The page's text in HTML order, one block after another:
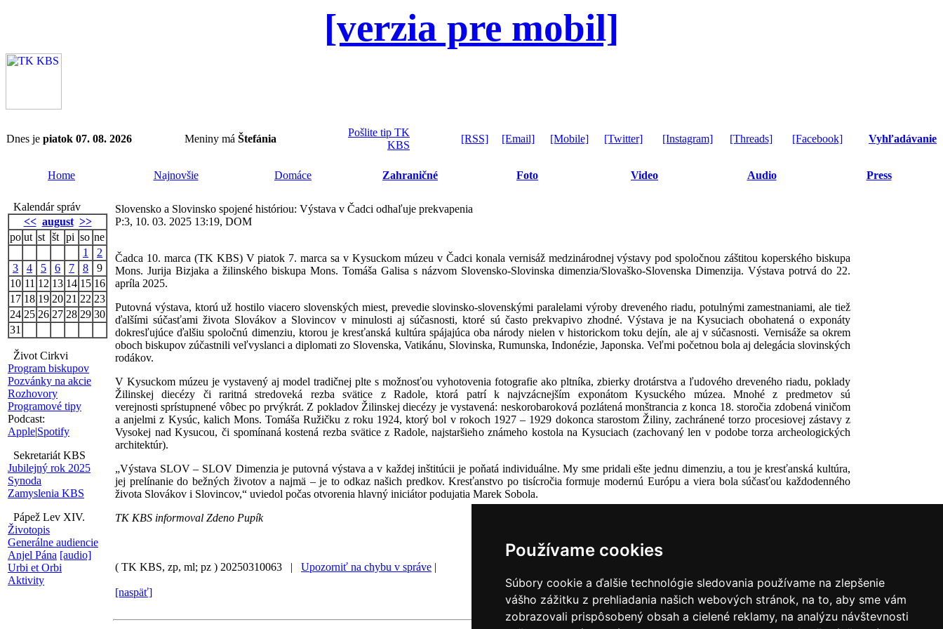
Používame cookies
Súbory cookie a ďalšie technológie sledovania používame na zlepšenie
vášho zážitku z prehliadania našich webových stránok, na to, aby sme vám
zobrazovali prispôsobený obsah a cielené reklamy, na analýzu návštevnosti
[verzia pre mobil]
Dnes je piatok 07. 08. 2026 Meniny má Štefánia
Pošlite tip TK
KBS
[RSS] [Email] [Mobile] [Twitter] [Instagram] [Threads] [Facebook] Vyhľadávanie
Home Najnovšie Domáce Zahraničné Foto Video Audio Press
Kalendár správ
<< august >>
po ut st št pi so ne
1
2
3
4 5 6 7 8
9
10 11 12 13 14 15 16
17 18 19 20 21 22 23
24 25 26 27 28 29 30
31
Život Cirkvi
Program biskupov
Pozvánky na akcie
Rozhovory
Programové tipy
Podcast:
Apple|Spotify
Sekretariát KBS
Jubilejný rok 2025
Synoda
Zamyslenia KBS
Pápež Lev XIV.
Životopis
Generálne audiencie
Anjel Pána [audio]
Urbi et Orbi
Aktivity
Slovensko a Slovinsko spojené históriou: Výstava v Čadci odhaľuje prekvapenia
P:3, 10. 03. 2025 13:19, DOM
Čadca 10. marca (TK KBS) V piatok 7. marca sa v Kysuckom múzeu v Čadci konala vernisáž medzinárodnej výstavy pod spoločnou záštitou koperského biskupa
Mons. Jurija Bizjaka a žilinského biskupa Mons. Tomáša Galisa s názvom Slovensko-Slovinska dimenzia/Slovaško-Slovenska Dimenzija. Výstava potrvá do 22.
apríla 2025.
Putovná výstava, ktorú už hostilo viacero slovenských miest, prevedie slovinsko-slovenskými paralelami výroby dreveného riadu, potulnými zamestnaniami, ale tiež
ďalšími súčasťami života Slovákov a Slovincov v minulosti aj súčasnosti, ktoré sú často prekvapivo zhodné. Výstava je na Kysuciach obohatená o exponáty
dokresľujúce ďalšiu spoločnú dimenziu, ktorou je kresťanská kultúra spájajúca oba národy nielen v historickom toku dejín, ale aj v súčasnosti. Vernisáže sa okrem
oboch biskupov zúčastnili veľvyslanci a diplomati zo Slovenska, Vatikánu, Slovinska, Rumunska, Indonézie, Japonska. Veľmi početnou bola aj delegácia slovinských
rodákov.
V Kysuckom múzeu je vystavený aj model tradičnej plte s možnosťou vyhotovenia fotografie ako pltníka, zbierky drotárstva a ľudového dreveného riadu, poklady
Žilinskej diecézy či raritná stredoveká rezba svätice z Radole, ktorá patrí k najvzácnejším exponátom Kysuckého múzea. Mnohé z predmetov sú
verejnosti sprístupnené vôbec po prvýkrát. Z pokladov Žilinskej diecézy je vystavená: neskorobaroková pozlátená monštrancia z konca 18. storočia zdobená viničom
a anjelmi z Kysúc, kalich Mons. Tomáša Ružičku z roku 1924, ktorý bol v rokoch 1927 – 1929 dokonca starostom Žiliny, zachránené torzo procesiovej zástavy z
Vysokej nad Kysucou, či spomínaná kostená rezba svätice z Radole, najstaršieho známeho kostola na Kysuciach (zachovaný len v podobe torza archeologických
architektúr).
„Výstava SLOV – SLOV Dimenzia je putovná výstava a v každej inštitúcii je poňatá individuálne. My sme pridali ešte jednu dimenziu, a tou je kresťanská kultúra,
jej prelínanie do bežných životov a najmä – je to odkaz našich predkov. Kresťanstvo po tisícročia formuje modernú Európu a viera bola súčasťou každodenného
života Slovákov i Slovincov,“ uviedol počas otvorenia hlavný iniciátor podujatia Marek Sobola.
TK KBS informoval Zdeno Pupík
( TK KBS, zp, ml; pz ) 20250310063 | Upozorniť na chybu v správe |
[naspäť]